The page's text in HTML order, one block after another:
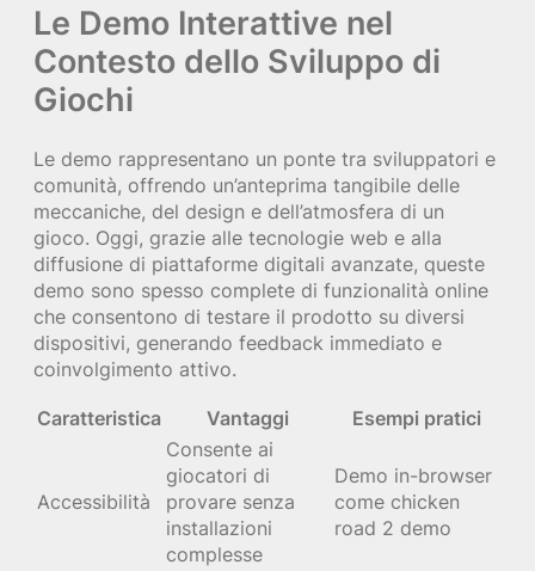
Le Demo Interattive nel
Contesto dello Sviluppo di
Giochi
Le demo rappresentano un ponte tra sviluppatori e
comunità, offrendo un’anteprima tangibile delle
meccaniche, del design e dell’atmosfera di un
gioco. Oggi, grazie alle tecnologie web e alla
diffusione di piattaforme digitali avanzate, queste
demo sono spesso complete di funzionalità online
che consentono di testare il prodotto su diversi
dispositivi, generando feedback immediato e
coinvolgimento attivo.
Caratteristica Vantaggi Esempi pratici
Accessibilità
Consente ai
giocatori di
provare senza
installazioni
complesse
Demo in-browser
come chicken
road 2 demo